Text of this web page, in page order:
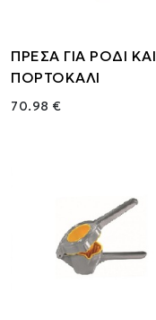
ΠΡΕΣΑ ΓΙΑ ΡΟΔΙ ΚΑΙ
ΠΟΡΤΟΚΑΛΙ
70.98 €